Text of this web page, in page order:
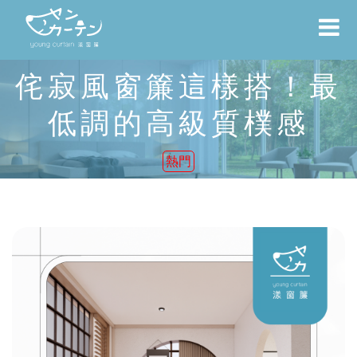
侘寂風窗簾這樣搭！最
低調的高級質樸感
熱門